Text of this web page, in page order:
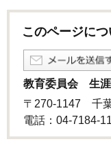
このページに
教育委員会 生
〒270-1147 千
電話：04-7184-